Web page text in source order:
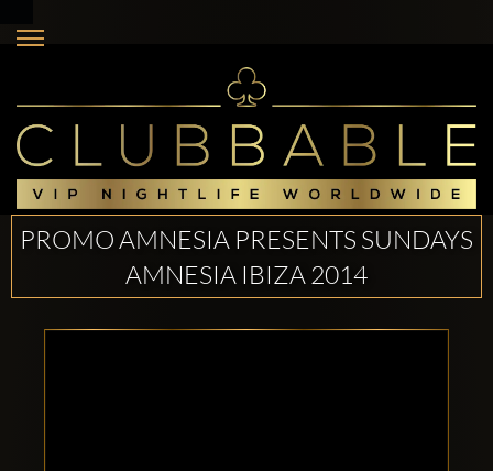
PROMO AMNESIA PRESENTS SUNDAYS
AMNESIA IBIZA 2014